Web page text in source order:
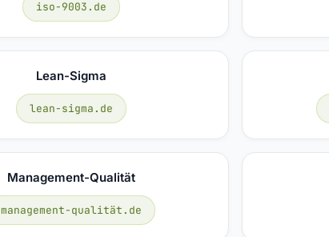
iso-9003.de
Lean-Sigma
lean-sigma.de
Management-Qualität
management-qualität.de